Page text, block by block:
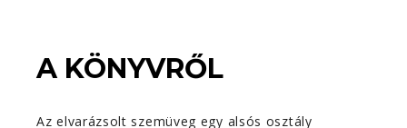
A KÖNYVRŐL
Az elvarázsolt szemüveg egy alsós osztály